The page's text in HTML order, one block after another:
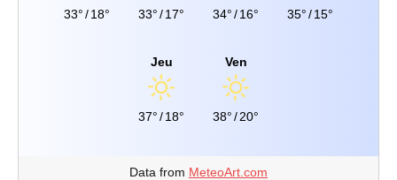
33°/18° 33°/17° 34°/16° 35°/15°
Jeu
37°/18°
Ven
38°/20°
Data from MeteoArt.com